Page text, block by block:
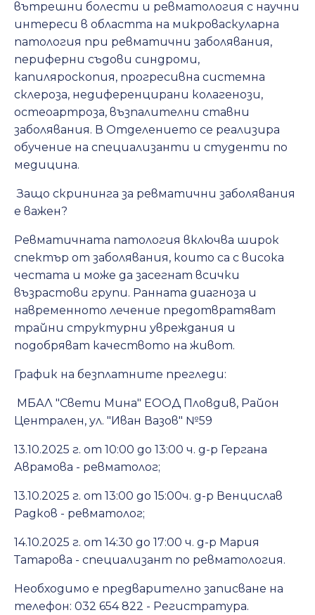
вътрешни болести и ревматология с научни
интереси в областта на микроваскуларна
патология при ревматични заболявания,
периферни съдови синдроми,
капиляроскопия, прогресивна системна
склероза, недиференцирани колагенози,
остеоартроза, възпалителни ставни
заболявания. В Отделението се реализира
обучение на специализанти и студенти по
медицина.
Защо скрининга за ревматични заболявания
е важен?
Ревматичната патология включва широк
спектър от заболявания, които са с висока
честата и може да засегнат всички
възрастови групи. Ранната диагноза и
навременното лечение предотвратяват
трайни структурни увреждания и
подобряват качеството на живот.
График на безплатните прегледи:
МБАЛ "Свети Мина" ЕООД Пловдив, Район
Централен, ул. "Иван Вазов" №59
13.10.2025 г. от 10:00 до 13:00 ч. д-р Гергана
Аврамова - ревматолог;
13.10.2025 г. от 13:00 до 15:00ч. д-р Венцислав
Радков - ревматолог;
14.10.2025 г. от 14:30 до 17:00 ч. д-р Мария
Татарова - специализант по ревматология.
Необходимо е предварително записване на
телефон: 032 654 822 - Регистратура.